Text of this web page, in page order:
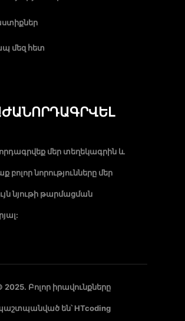
մեզ հետ
մեր տեղեկագրին և
բոլոր նորությունները մեր
նյութի թարմացման
2025. Բոլոր իրավունքները
են՝HTcoding